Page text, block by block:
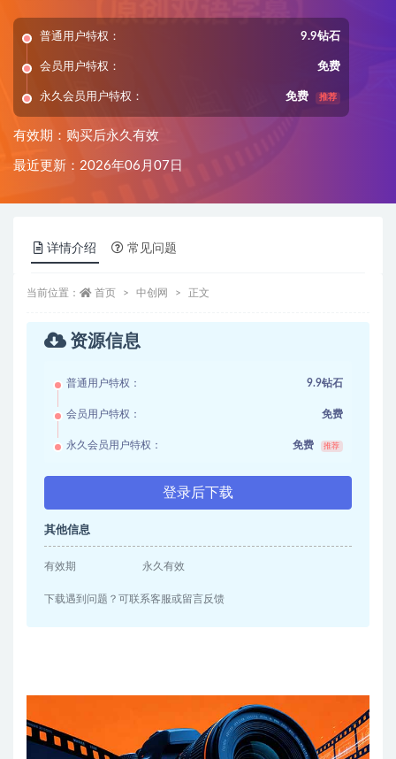
普通用户特权： 9.9钻石
会员用户特权： 免费
永久会员用户特权： 免费 推荐
有效期：购买后永久有效
最近更新：2026年06月07日
详情介绍 常见问题
当前位置： 首页 中创网 正文
资源信息
普通用户特权： 9.9钻石
会员用户特权： 免费
永久会员用户特权： 免费 推荐
登录后下载
其他信息
有效期 永久有效
下载遇到问题？可联系客服或留言反馈